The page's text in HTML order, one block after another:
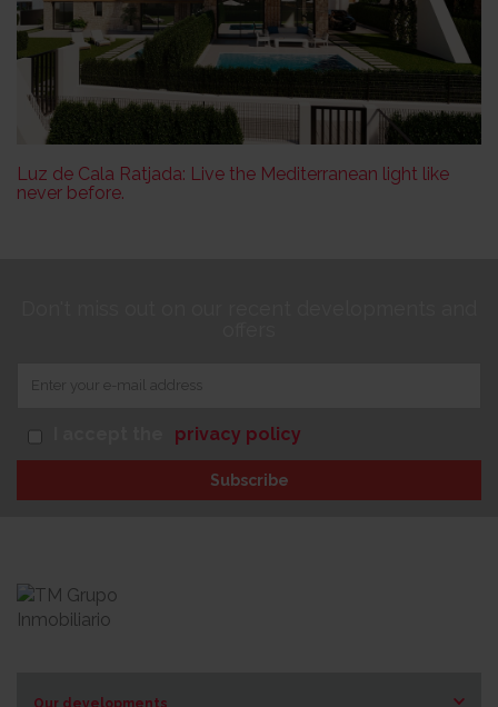
Luz de Cala Ratjada: Live the Mediterranean light like
never before.
privacy policy
Subscribe
Our developments